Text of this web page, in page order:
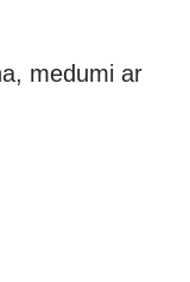
medumi ar